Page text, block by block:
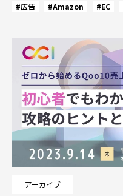
#広告 #Amazon #EC
アーカイブ